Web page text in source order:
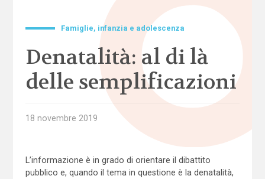
Famiglie, infanzia e adolescenza
Denatalità: al di là
delle semplificazioni
18 novembre 2019
L’informazione è in grado di orientare il dibattito
pubblico e, quando il tema in questione è la denatalità,